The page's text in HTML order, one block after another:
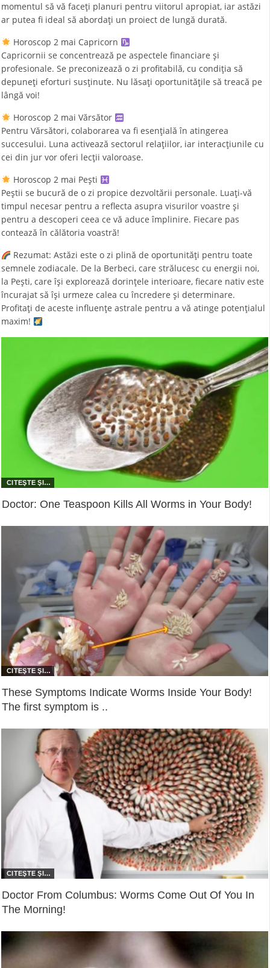
momentul să vă faceți planuri pentru viitorul apropiat, iar astăzi
ar putea fi ideal să abordați un proiect de lungă durată.
Horoscop 2 mai Capricorn
Capricornii se concentrează pe aspectele financiare și
profesionale. Se preconizează o zi profitabilă, cu condiția să
depuneți eforturi susținute. Nu lăsați oportunitățile să treacă pe
lângă voi!
Horoscop 2 mai Vărsător
Pentru Vărsători, colaborarea va fi esențială în atingerea
succesului. Luna activează sectorul relațiilor, iar interacțiunile cu
cei din jur vor oferi lecții valoroase.
Horoscop 2 mai Pești
Peștii se bucură de o zi propice dezvoltării personale. Luați-vă
timpul necesar pentru a reflecta asupra visurilor voastre și
pentru a descoperi ceea ce vă aduce împlinire. Fiecare pas
contează în călătoria voastră!
Rezumat: Astăzi este o zi plină de oportunități pentru toate
semnele zodiacale. De la Berbeci, care strălucesc cu energii noi,
la Pești, care își explorează dorințele interioare, fiecare nativ este
încurajat să își urmeze calea cu încredere și determinare.
Profitați de aceste influențe astrale pentru a vă atinge potențialul
maxim!
Doctor: One Teaspoon Kills All Worms in Your Body!
These Symptoms Indicate Worms Inside Your Body!
The first symptom is ..
Doctor From Columbus: Worms Come Out Of You In
The Morning!